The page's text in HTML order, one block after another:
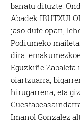
banatu dituzte.
Abadek
jaso dute opari,
Podiumeko
dira:
Eguzkiñe Zabaleta
oiartzuarra,
hirugarrena; eta
Imanol Gonzalez